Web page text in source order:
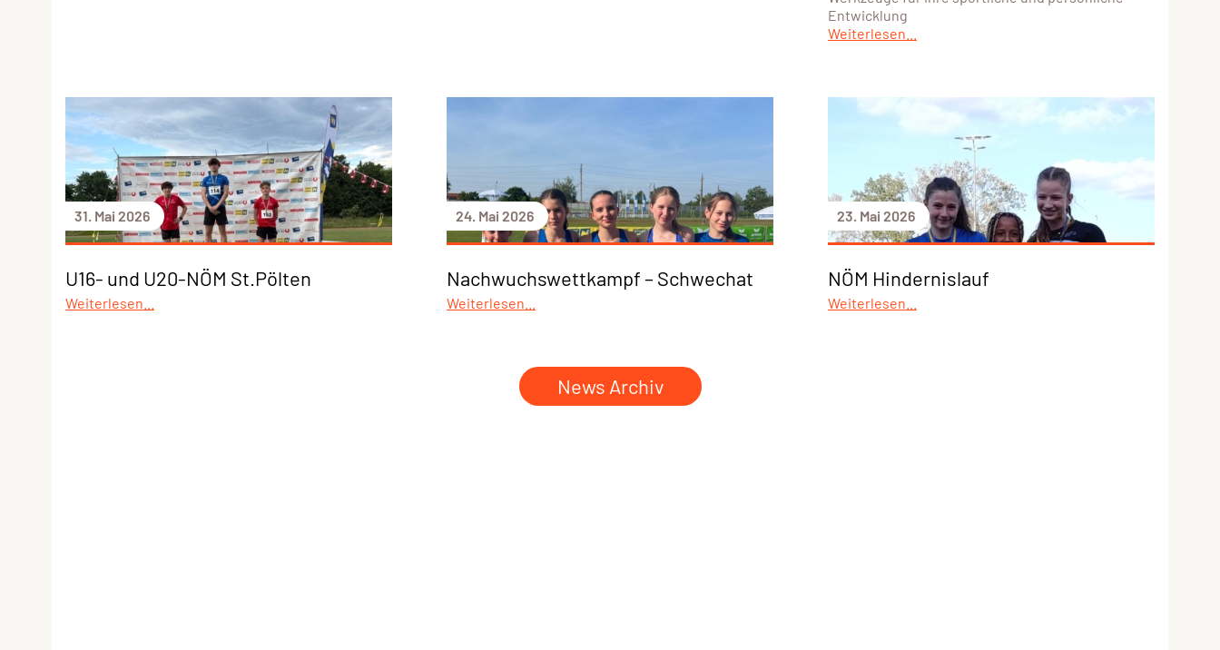
Entwicklung
Weiterlesen...
31. Mai 2026
U16- und U20-NÖM St.Pölten
Weiterlesen...
24. Mai 2026
Nachwuchswettkampf – Schwechat
Weiterlesen...
23. Mai 2026
NÖM Hindernislauf
Weiterlesen...
News Archiv